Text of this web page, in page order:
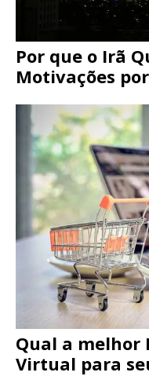
Por que o Irã
Motivações
Qual a melhor
Virtual para